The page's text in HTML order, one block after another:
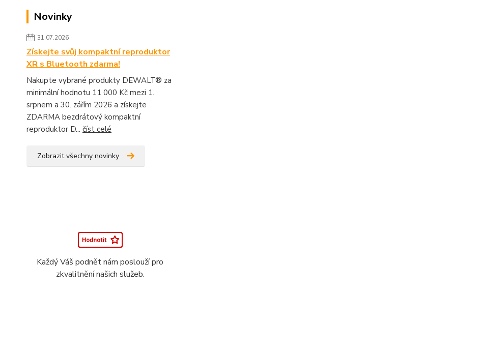
Novinky
31.07.2026
Získejte svůj kompaktní reproduktor
XR s Bluetooth zdarma!
Nakupte vybrané produkty DEWALT® za
minimální hodnotu 11 000 Kč mezi 1.
srpnem a 30. zářím 2026 a získejte
ZDARMA bezdrátový kompaktní
reproduktor D... číst celé
Zobrazit všechny novinky
Každý Váš podnět nám poslouží pro
zkvalitnění našich služeb.